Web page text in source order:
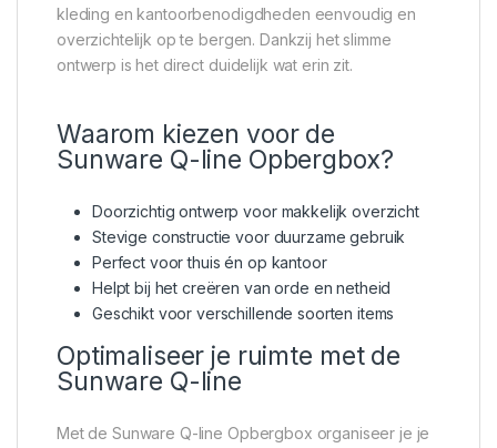
kleding en kantoorbenodigdheden eenvoudig en
overzichtelijk op te bergen. Dankzij het slimme
ontwerp is het direct duidelijk wat erin zit.
Waarom kiezen voor de
Sunware Q-line Opbergbox?
Doorzichtig ontwerp voor makkelijk overzicht
Stevige constructie voor duurzame gebruik
Perfect voor thuis én op kantoor
Helpt bij het creëren van orde en netheid
Geschikt voor verschillende soorten items
Optimaliseer je ruimte met de
Sunware Q-line
Met de Sunware Q-line Opbergbox organiseer je je